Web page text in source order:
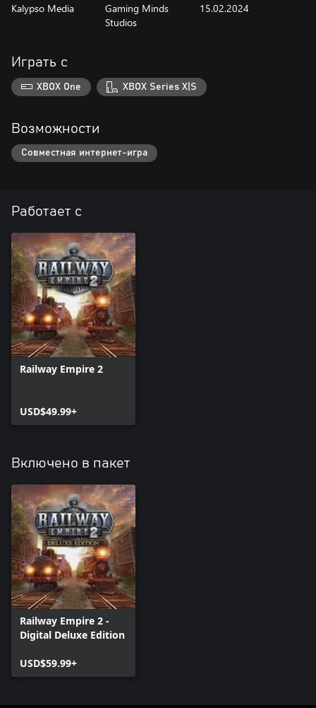
Kalypso Media
Gaming Minds
Studios
15.02.2024
Играть с
XBOX One XBOX Series X|S
Возможности
Совместная интернет-игра
Работает с
Railway Empire 2
USD$49.99+
Включено в пакет
Railway Empire 2 -
Digital Deluxe Edition
USD$59.99+